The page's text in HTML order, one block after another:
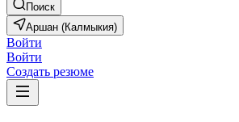
Поиск
Аршан (Калмыкия)
Войти
Войти
Создать резюме